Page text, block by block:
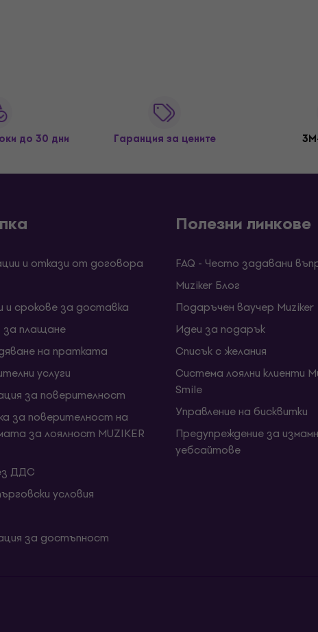
до 30 дни Гаранция за цените
и откази от договора
и срокове за доставка
за плащане
на пратката
услуги
за поверителност
за поверителност на
за лоялност MUZIKER
ДДС
условия
за достъпност
Полезни линкове
FAQ - Често задавани
Muziker Блог
Подаръчен ваучер Muziker
Идеи за подарък
Списък с желания
Система лоялни клиенти
Smile
Управление на бисквитки
Предупреждение за
уебсайтове